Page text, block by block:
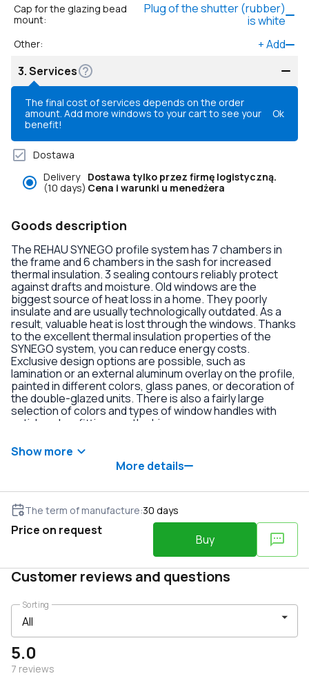
Cap for the glazing bead
mount:
Plug of the shutter (rubber)
is white
Other: +Add
3.Services
The final cost of services depends on the order
amount. Add more windows to your cart to see your
benefit!
Ok
Dostawa
Delivery
(10 days)
Dostawa tylko przez firmę logistyczną.
Cena i warunki u menedżera
Goods description
The REHAU SYNEGO profile system has 7 chambers in
the frame and 6 chambers in the sash for increased
thermal insulation. 3 sealing contours reliably protect
against drafts and moisture. Old windows are the
biggest source of heat loss in a home. They poorly
insulate and are usually technologically outdated. As a
result, valuable heat is lost through the windows. Thanks
to the excellent thermal insulation properties of the
SYNEGO system, you can reduce energy costs.
Exclusive design options are possible, such as
lamination or an external aluminum overlay on the profile,
painted in different colors, glass panes, or decoration of
the double-glazed units. There is also a fairly large
selection of colors and types of window handles with
anti-burglary fittings on the hinges.
Show more
More details
The term of manufacture:30 days
Price on request
Buy
Customer reviews and questions
5.0
7 reviews
Sorting